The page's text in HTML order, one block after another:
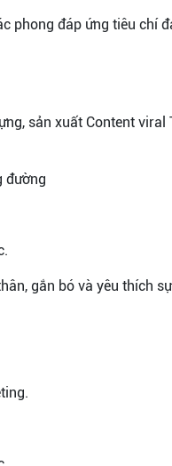
phong đáp ứng tiêu chí
sản xuất Content viral
đường
gắn bó và yêu thích